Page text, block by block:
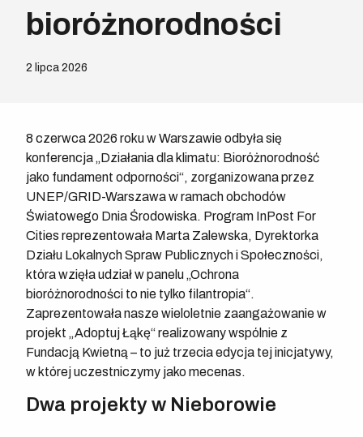
bioróżnorodności
2 lipca 2026
8 czerwca 2026 roku w Warszawie odbyła się
konferencja „Działania dla klimatu: Bioróżnorodność
jako fundament odporności“, zorganizowana przez
UNEP/GRID-Warszawa w ramach obchodów
Światowego Dnia Środowiska. Program InPost For
Cities reprezentowała Marta Zalewska, Dyrektorka
Działu Lokalnych Spraw Publicznych i Społeczności,
która wzięła udział w panelu „Ochrona
bioróżnorodności to nie tylko filantropia“.
Zaprezentowała nasze wieloletnie zaangażowanie w
projekt „Adoptuj Łąkę“ realizowany wspólnie z
Fundacją Kwietną – to już trzecia edycja tej inicjatywy,
w której uczestniczymy jako mecenas.
Dwa projekty w Nieborowie